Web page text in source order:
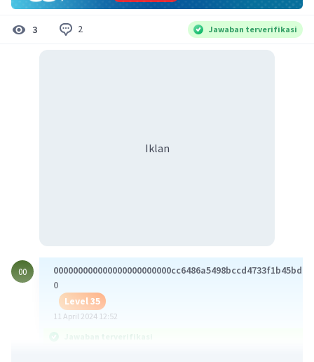
3 2 Jawaban terverifikasi
Iklan
00
0
Level 35
11 April 2024 12:52
Jawaban terverifikasi